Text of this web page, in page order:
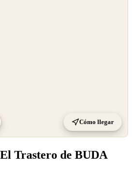
Cómo llegar
Trastero de BUDA